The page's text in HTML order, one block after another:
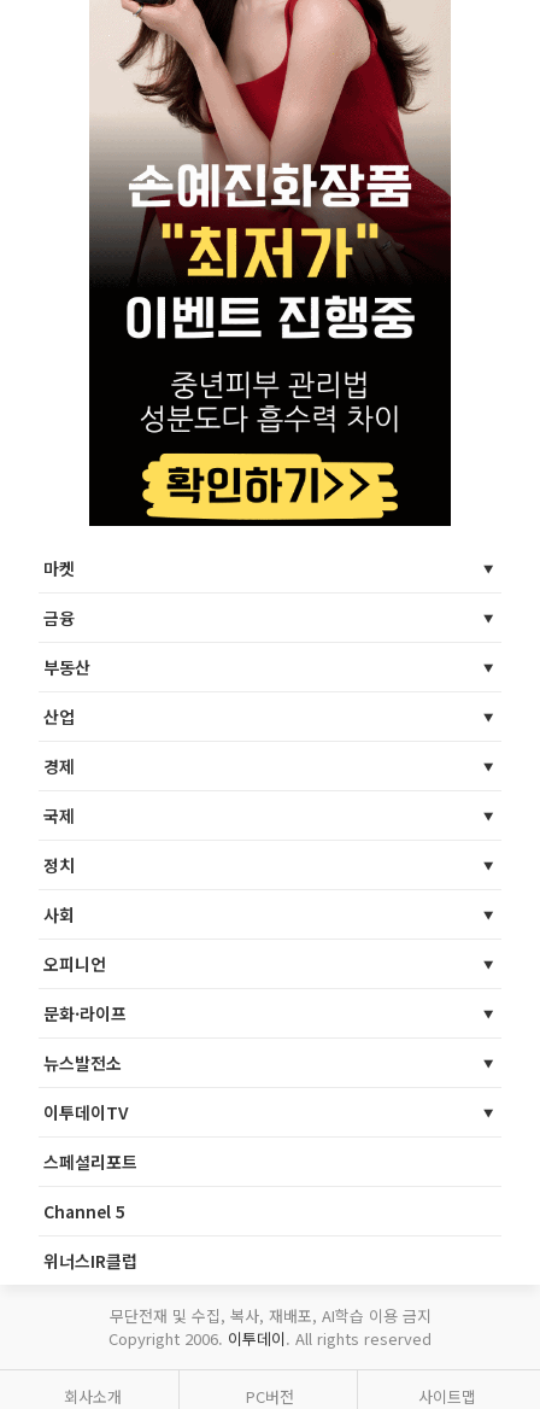
마켓
금융
부동산
산업
경제
국제
정치
사회
오피니언
문화·라이프
뉴스발전소
이투데이TV
스페셜리포트
Channel 5
위너스IR클럽
무단전재 및 수집, 복사, 재배포, AI학습 이용 금지
Copyright 2006. 이투데이. All rights reserved
회사소개 PC버전 사이트맵